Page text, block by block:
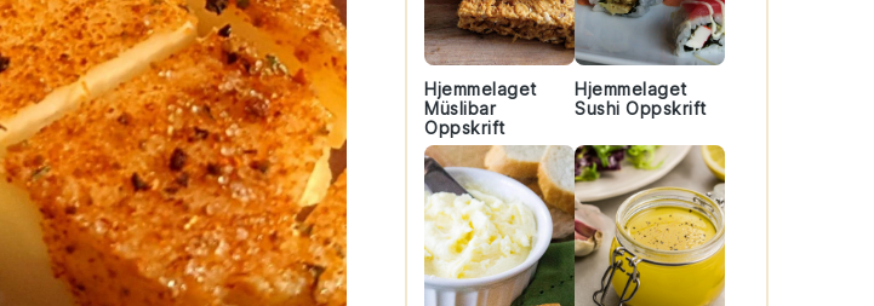
Hjemmelaget
Müslibar
Oppskrift
Hjemmelaget
Sushi Oppskrift